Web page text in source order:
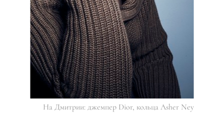
На Дмитрии: джемпер Dior, кольца Asher Ney